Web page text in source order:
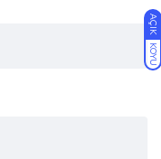
AÇIK
KOYU